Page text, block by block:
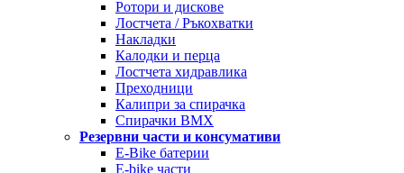
Ротори и дискове
Лостчета / Ръкохватки
Накладки
Калодки и перца
Лостчета хидравлика
Преходници
Калипри за спирачка
Спирачки BMX
Резервни части и консумативи
E-Bike батерии
E-bike части